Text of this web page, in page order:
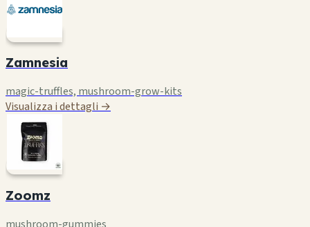
Zamnesia
magic-truffles, mushroom-grow-kits
Visualizza i dettagli →
Zoomz
mushroom-gummies